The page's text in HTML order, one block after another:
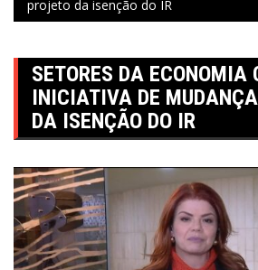
projeto da isenção do IR
SETORES DA ECONOMIA
INICIATIVA DE
DA ISENÇÃO DO IR